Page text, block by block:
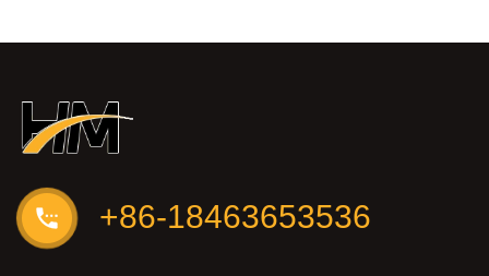
+86-18463653536